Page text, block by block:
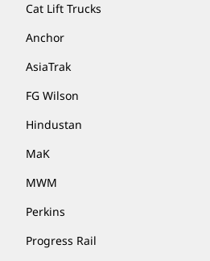
Cat Lift Trucks
Anchor
AsiaTrak
FG Wilson
Hindustan
MaK
MWM
Perkins
Progress Rail